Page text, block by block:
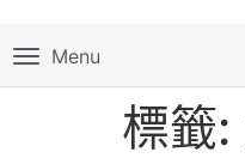
Menu
標籤: